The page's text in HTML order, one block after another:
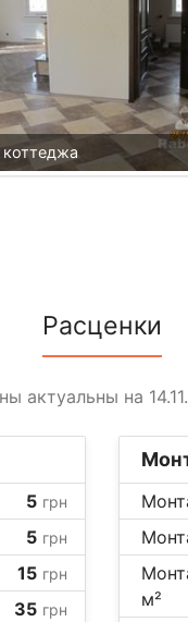
Расценки
актуальны на
5 грн
5 грн
15 грн
35 грн
м²